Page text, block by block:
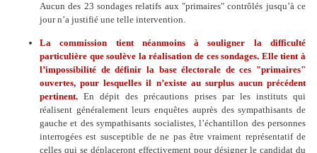
Aucun des 23 sondages relatifs aux "primaires" contrôlés jusqu’à ce
jour n’a justifié une telle intervention.
La commission tient néanmoins à souligner la difficulté
particulière que soulève la réalisation de ces sondages. Elle tient à
l’impossibilité de définir la base électorale de ces "primaires"
ouvertes, pour lesquelles il n’existe au surplus aucun précédent
pertinent. En dépit des précautions prises par les instituts qui
réalisent généralement leurs enquêtes auprès des sympathisants de
gauche et des sympathisants socialistes, l’échantillon des personnes
interrogées est susceptible de ne pas être vraiment représentatif de
celles qui se déplaceront effectivement pour désigner le candidat du